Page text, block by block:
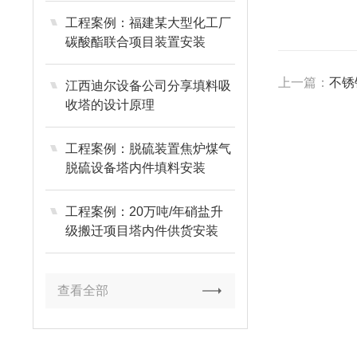
工程案例：福建某大型化工厂
碳酸酯联合项目装置安装
江西迪尔设备公司分享填料吸
收塔的设计原理
工程案例：脱硫装置焦炉煤气
脱硫设备塔内件填料安装
工程案例：20万吨/年硝盐升
级搬迁项目塔内件供货安装
查看全部
上一篇：不